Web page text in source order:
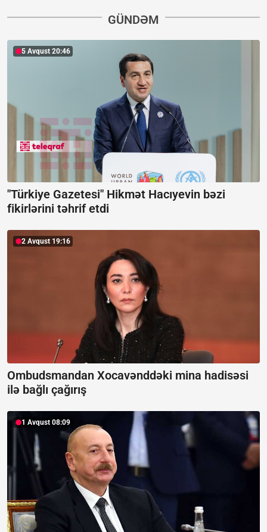
GÜNDƏM
5 Avqust 20:46
"Türkiye Gazetesi" Hikmət Hacıyevin bəzi
fikirlərini təhrif etdi
2 Avqust 19:16
Ombudsmandan Xocavənddəki mina hadisəsi
ilə bağlı çağırış
1 Avqust 08:09